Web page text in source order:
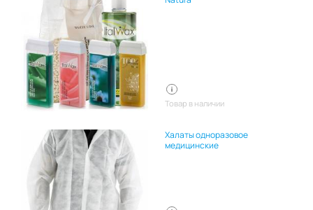
Товар в наличии
Халаты одноразовое
медицинские